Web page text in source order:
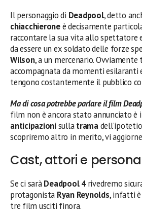
Il personaggio di Deadpool, detto
chiacchieroneè decisamente
raccontare la sua vita allo spettatore
da essere un ex soldato delle forze
Wilson, a un mercenario.
accompagnata da momenti esilaranti
tengono costantemente il pubblico
Ma di cosa potrebbe parlare il film
film non è ancora stato annunciato è
anticipazionisullatrama
scopriremo altro in merito, vi
Cast, attori e
Se ci saràDeadpool 4rivedremo
protagonista Ryan Reynolds, infatti
tre film usciti finora.